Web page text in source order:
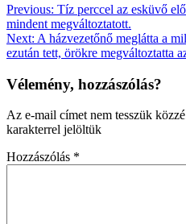
Bejegyzés
navigáció
Previous: Tíz perccel az esküvő
mindent megváltoztatott.
Next: A házvezetőnő meglátta a
ezután tett, örökre megváltoztatta
Vélemény, hozzászólás?
Az e-mail címet nem tesszük
karakterrel jelöltük
Hozzászólás *